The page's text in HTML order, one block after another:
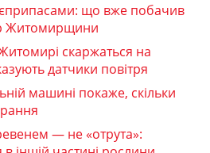
що вже побачив
Житомирщини
скаржаться на
датчики повітря
машині покаже, скільки
— не «отрута»: